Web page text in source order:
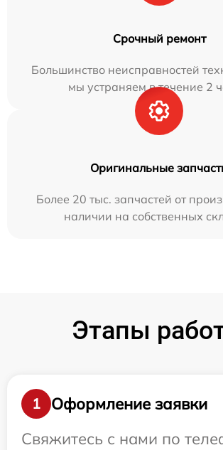
Срочный ремонт
Большинство неисправностей
мы устраняем в течение 2
Оригинальные
Более 20 тыс. запчастей от
наличии на собственных
Этапы
1
Оформление заявки
Свяжитесь с нами по